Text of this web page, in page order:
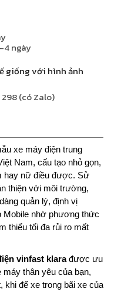
4 ngày
giống với hình ảnh
(có Zalo)
xe máy điện trung
Nam, cấu tạo nhỏ gọn,
hay nữ điều được. Sử
thiện với môi trường,
quản lý, định vị
Mobile nhờ phương thức
thiểu tối đa rủi ro mất
vinfast klarađược ưu
máy thân yêu của bạn,
để xe trong bãi xe của